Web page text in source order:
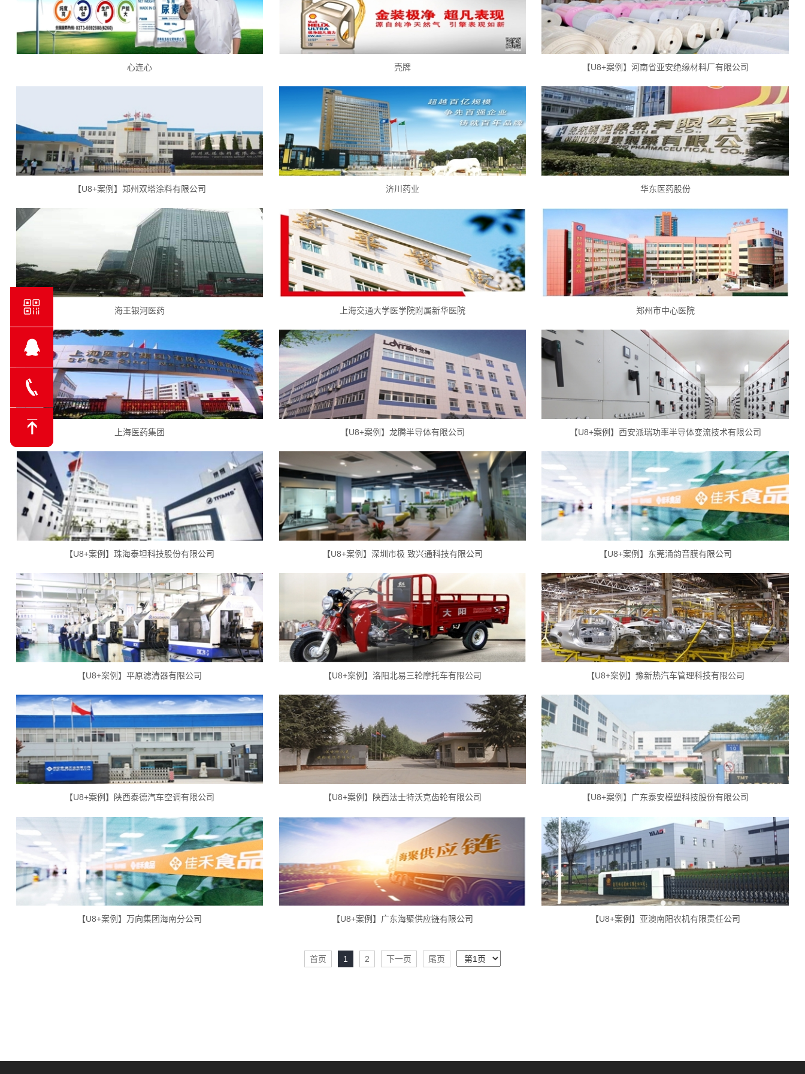
心连心 壳牌 【U8+案例】河南省亚安绝缘材料厂有限公司
【U8+案例】郑州双塔涂料有限公司 济川药业 华东医药股份
海王银河医药 上海交通大学医学院附属新华医院 郑州市中心医院
上海医药集团 【U8+案例】龙腾半导体有限公司 【U8+案例】西安派瑞功率半导体变流技术有限公司
【U8+案例】珠海泰坦科技股份有限公司 【U8+案例】深圳市极 致兴通科技有限公司 【U8+案例】东莞涌韵音膜有限公司
【U8+案例】平原滤清器有限公司 【U8+案例】洛阳北易三轮摩托车有限公司 【U8+案例】豫新热汽车管理科技有限公司
【U8+案例】陕西泰德汽车空调有限公司 【U8+案例】陕西法士特沃克齿轮有限公司 【U8+案例】广东泰安模塑科技股份有限公司
【U8+案例】万向集团海南分公司 【U8+案例】广东海聚供应链有限公司 【U8+案例】亚澳南阳农机有限责任公司
首页 1 2 下一页 尾页
售前咨询
18128205998